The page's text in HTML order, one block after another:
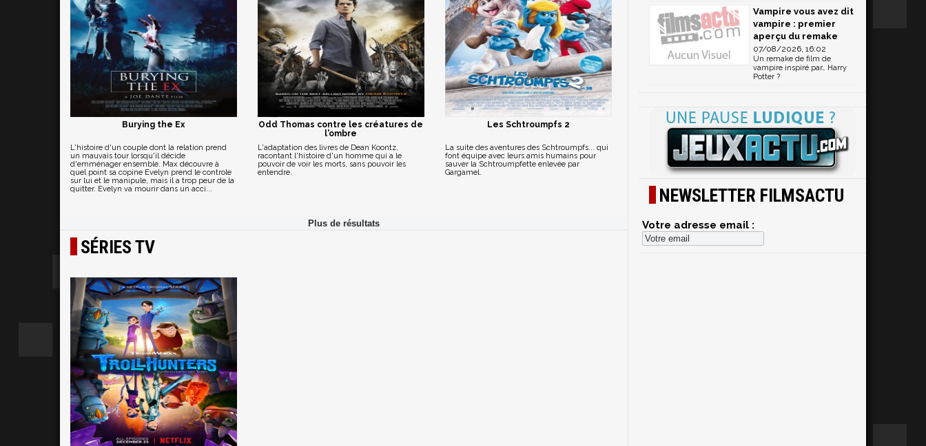
Burying the Ex
L'histoire d'un couple dont la relation prend
un mauvais tour lorsqu'il décide
d'emménager ensemble. Max découvre à
quel point sa copine Evelyn prend le controle
sur lui et le manipule, mais il a trop peur de la
quitter. Evelyn va mourir dans un acci...
Odd Thomas contre les créatures de
l'ombre
L'adaptation des livres de Dean Koontz,
racontant l'histoire d'un homme qui a le
pouvoir de voir les morts, sans pouvoir les
entendre.
Les Schtroumpfs 2
La suite des aventures des Schtroumpfs... qui
font équipe avec leurs amis humains pour
sauver la Schtroumpfette enlevée par
Gargamel.
SÉRIES TV
Vampire vous avez dit
vampire : premier
aperçu du remake
07/08/2026, 16:02
Un remake de film de
vampire inspiré par… Harry
Potter ?
NEWSLETTER FILMSACTU
Votre adresse email :